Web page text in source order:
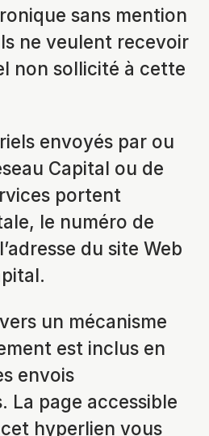
sans mention
ne veulent recevoir
non sollicité à cette
envoyés par ou
Capital ou de
portent
le numéro de
du site Web
un mécanisme
est inclus en
envois
La page accessible
hyperlien vous